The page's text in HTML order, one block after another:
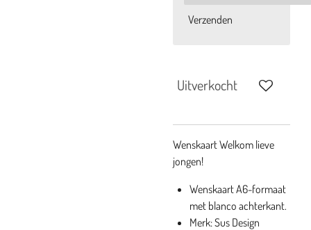
Verzenden
Uitverkocht
Wenskaart Welkom lieve
jongen!
Wenskaart A6-formaat
met blanco achterkant.
Merk: Sus Design